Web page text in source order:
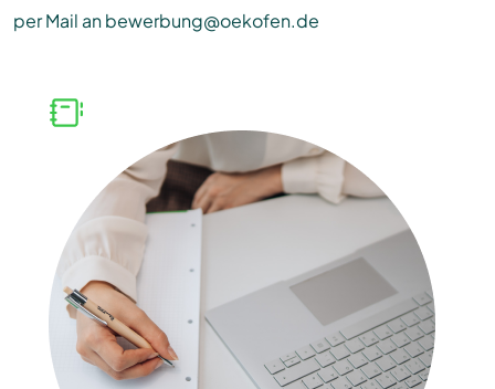
per Mail an bewerbung@oekofen.de